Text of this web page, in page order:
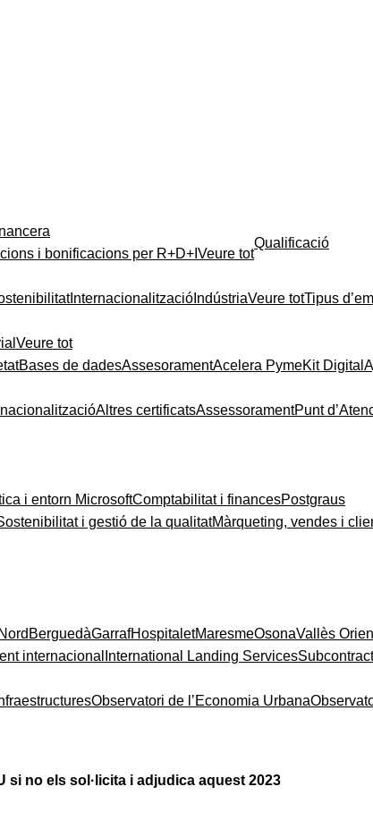
i bonificacions per R+D+I Veure tot
Qualificació
Internacionalització IndústriaVeure totTipus
Veure tot
Bases de dadesAssesoramentAcelera PymeKit Digital
Altres certificatsAssessoramentPunt
i entorn MicrosoftComptabilitat i financesPostgraus
i gestió de la qualitatMàrqueting, vendes i
BerguedàGarrafHospitaletMaresmeOsonaVallès
internacional International Landing Services
Observatori de l’Economia Urbana
si no els sol·licita i adjudica aquest 2023